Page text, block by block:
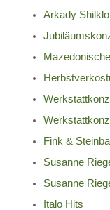
Arkady
Fink &
Susanne
Susanne
Italo Hits